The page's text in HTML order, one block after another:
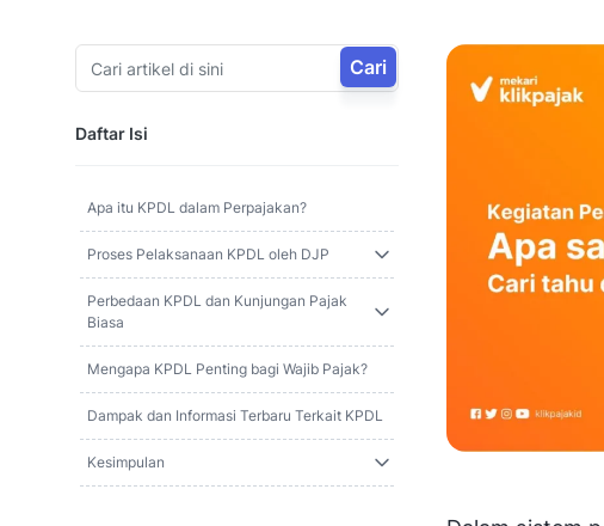
Cari
Daftar Isi
Apa itu KPDL dalam Perpajakan?
Proses Pelaksanaan KPDL oleh DJP
Perbedaan KPDL dan Kunjungan Pajak
Biasa
Mengapa KPDL Penting bagi Wajib Pajak?
Dampak dan Informasi Terbaru Terkait KPDL
Kesimpulan